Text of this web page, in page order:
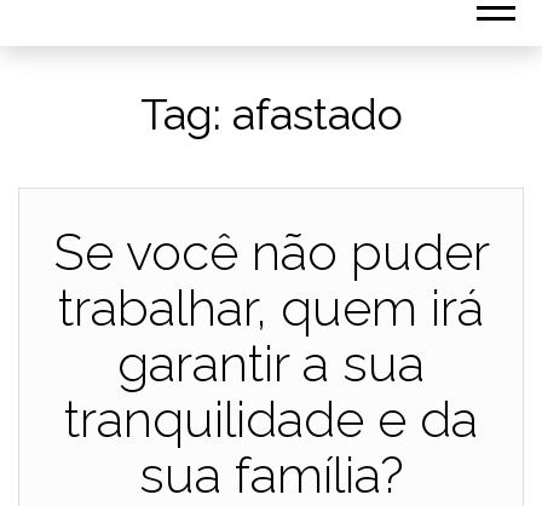
Tag: afastado
Se você não puder
trabalhar, quem irá
garantir a sua
tranquilidade e da
sua família?